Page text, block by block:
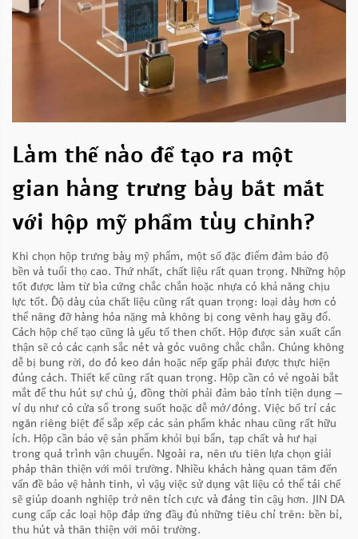
Làm thế nào để tạo ra một
gian hàng trưng bày bắt mắt
với hộp mỹ phẩm tùy chỉnh?
Khi chọn hộp trưng bày mỹ phẩm, một số đặc điểm đảm bảo độ
bền và tuổi thọ cao. Thứ nhất, chất liệu rất quan trọng. Những hộp
tốt được làm từ bìa cứng chắc chắn hoặc nhựa có khả năng chịu
lực tốt. Độ dày của chất liệu cũng rất quan trọng: loại dày hơn có
thể nâng đỡ hàng hóa nặng mà không bị cong vênh hay gãy đổ.
Cách hộp chế tạo cũng là yếu tố then chốt. Hộp được sản xuất cẩn
thận sẽ có các cạnh sắc nét và góc vuông chắc chắn. Chúng không
dễ bị bung rời, do đó keo dán hoặc nếp gấp phải được thực hiện
đúng cách. Thiết kế cũng rất quan trọng. Hộp cần có vẻ ngoài bắt
mắt để thu hút sự chú ý, đồng thời phải đảm bảo tính tiện dụng —
ví dụ như có cửa sổ trong suốt hoặc dễ mở/đóng. Việc bố trí các
ngăn riêng biệt để sắp xếp các sản phẩm khác nhau cũng rất hữu
ích. Hộp cần bảo vệ sản phẩm khỏi bụi bẩn, tạp chất và hư hại
trong quá trình vận chuyển. Ngoài ra, nên ưu tiên lựa chọn giải
pháp thân thiện với môi trường. Nhiều khách hàng quan tâm đến
vấn đề bảo vệ hành tinh, vì vậy việc sử dụng vật liệu có thể tái chế
sẽ giúp doanh nghiệp trở nên tích cực và đáng tin cậy hơn. JIN DA
cung cấp các loại hộp đáp ứng đầy đủ những tiêu chí trên: bền bỉ,
thu hút và thân thiện với môi trường.